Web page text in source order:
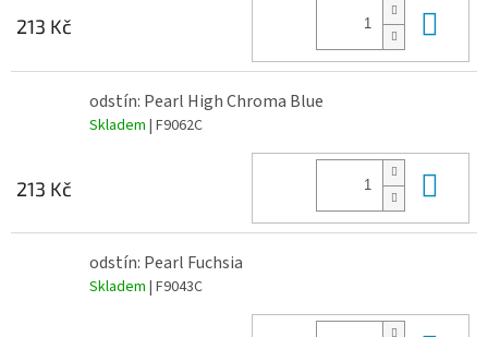
213 Kč
odstín: Pearl High Chroma Blue
Skladem | F9062C
213 Kč
odstín: Pearl Fuchsia
Skladem | F9043C